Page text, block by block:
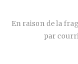
En raison de la
par